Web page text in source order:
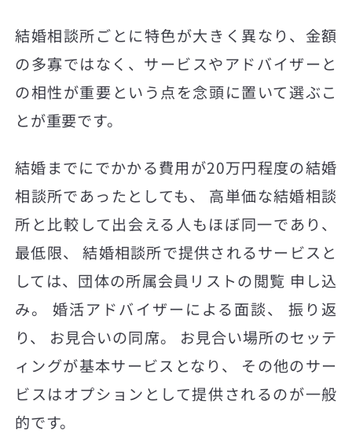
結婚相談所ごとに特色が大きく異なり、金額
の多寡ではなく、サービスやアドバイザーと
の相性が重要という点を念頭に置いて選ぶこ
とが重要です。
結婚までにでかかる費用が20万円程度の結婚
相談所であったとしても、 高単価な結婚相談
所と比較して出会える人もほぼ同一であり、
最低限、 結婚相談所で提供されるサービスと
しては、団体の所属会員リストの閲覧 申し込
み。 婚活アドバイザーによる面談、 振り返
り、 お見合いの同席。 お見合い場所のセッテ
ィングが基本サービスとなり、 その他のサー
ビスはオプションとして提供されるのが一般
的です。